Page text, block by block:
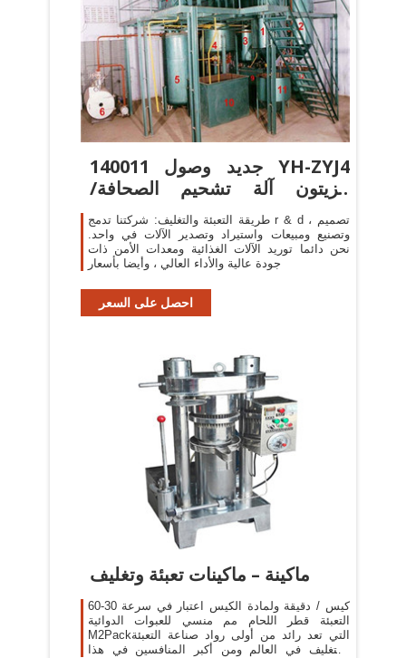
140011 جديد وصول YH-ZYJ4
الزيتون آلة تشحيم الصحافة/
مصغرة
طريقة التعبئة والتغليف: شركتنا تدمج r & d ، تصميم
وتصنيع ومبيعات واستيراد وتصدير الآلات في واحد.
نحن دائما توريد الآلات الغذائية ومعدات الأمن ذات
جودة عالية والأداء العالي ، وأيضا بأسعار
احصل على السعر
ماكينة – ماكينات تعبئة وتغليف
60-30 كيس / دقيقة ولمادة الكيس اعتبار في سرعة
التعبئة قطر اللحام مم منسي للعبوات الدوائية
M2Packالتي تعد رائد من أولى رواد صناعة التعبئة
والتغليف في العالم ومن أكبر المنافسين في هذا